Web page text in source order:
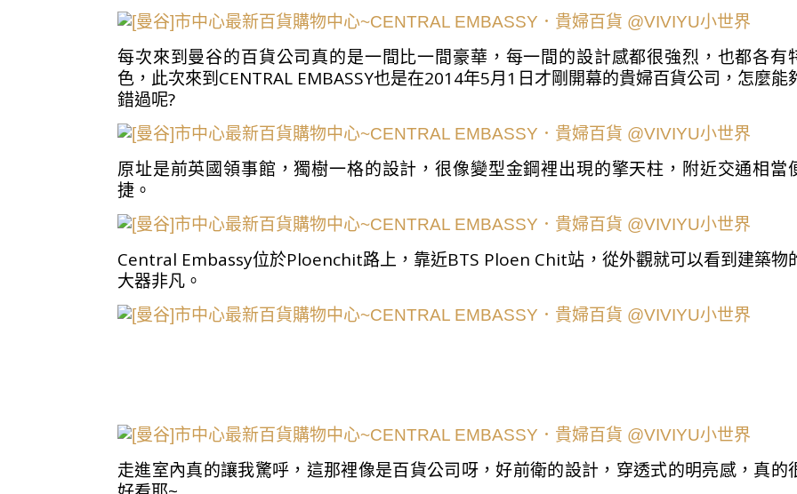
每次來到曼谷的百貨公司真的是一間比一間豪華，每一間的設計感都很強烈，也都各有
色，此次來到CENTRAL EMBASSY也是在2014年5月1日才剛開幕的貴婦百貨公司，怎麼能
錯過呢?
原址是前英國領事館，獨樹一格的設計，很像變型金鋼裡出現的擎天柱，附近交通相當
捷。
Central Embassy位於Ploenchit路上，靠近BTS Ploen Chit站，從外觀就可以看到建築物
大器非凡。
走進室內真的讓我驚呼，這那裡像是百貨公司呀，好前衛的設計，穿透式的明亮感，真的